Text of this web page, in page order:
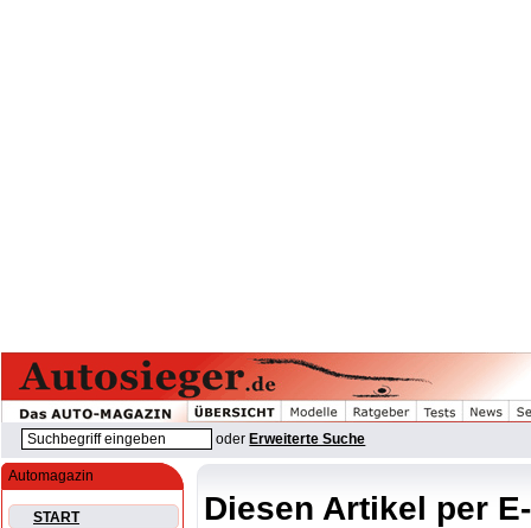
oder Erweiterte Suche
Automagazin
START
Diesen Artikel per